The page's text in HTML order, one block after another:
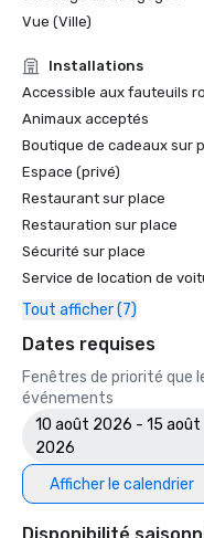
• Travel + Leisure -
• Guide de voyage
des expériences
Francisco — Les 5
• OpenTable — L'un
• Travellers' Choice
• Destination I Do —
mariage LGBTQ+ aux
• Insidehook — Meilleur
• SF Travel — Les
2023
• Magazine de voyage
Vue (Ville)
Installations
Accessible aux fauteuils
Animaux acceptés
Boutique de cadeaux sur
Espace (privé)
Restaurant sur place
Restauration sur place
Sécurité sur place
Service de location de
Tout afficher (7)
Dates requises
Fenêtres de priorité que
événements
10 août 2026 - 15 août
2026
Afficher le calendrier